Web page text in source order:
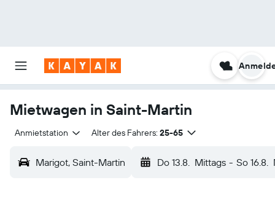
Mietwagen in Saint-Martin
Anmietstation Alter des Fahrers: 25-65
Marigot, Saint-Martin Do 13.8. Mittags - So 16.8.